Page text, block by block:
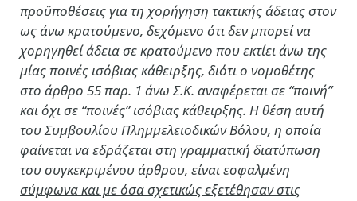
προϋποθέσεις για τη χορήγηση τακτικής άδειας στον
ως άνω κρατούμενο, δεχόμενο ότι δεν μπορεί να
χορηγηθεί άδεια σε κρατούμενο που εκτίει άνω της
μίας ποινές ισόβιας κάθειρξης, διότι ο νομοθέτης
στο άρθρο 55 παρ. 1 άνω Σ.Κ. αναφέρεται σε “ποινή”
και όχι σε “ποινές” ισόβιας κάθειρξης. Η θέση αυτή
του Συμβουλίου Πλημμελειοδικών Βόλου, η οποία
φαίνεται να εδράζεται στη γραμματική διατύπωση
του συγκεκριμένου άρθρου, είναι εσφαλμένη
σύμφωνα και με όσα σχετικώς εξετέθησαν στις